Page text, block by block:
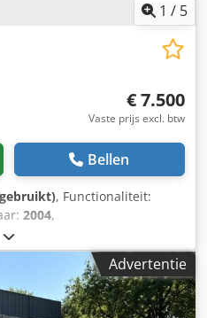
1 / 5
€ 7.500
Vaste prijs excl. btw
Bellen
, Functionaliteit:
2004,
308-71800
, Used Demag KBK2 column
Agozqc Ebj Serf Maximum
condition Electric
Advertentie